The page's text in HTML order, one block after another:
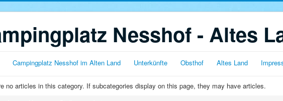
Nesshof - Altes
Campingplatz Nesshof im Alten Land Unterkünfte Obsthof Altes Land
no articles in this category. If subcategories display on this page, they may have articles.